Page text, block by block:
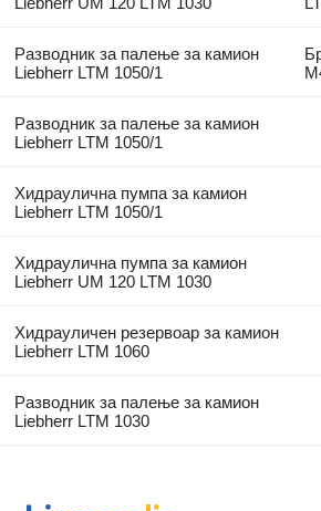
Разводник за палење за камион
Liebherr LTM 1050/1
Разводник за палење за камион
Liebherr LTM 1050/1
Хидраулична пумпа за камион
Liebherr LTM 1050/1
Хидраулична пумпа за камион
Liebherr UM 120 LTM 1030
Хидрауличен резервоар за камион
Liebherr LTM 1060
Разводник за палење за камион
Liebherr LTM 1030